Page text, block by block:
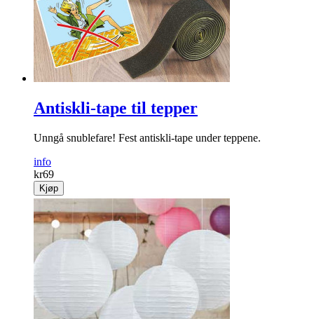
Antiskli-tape til tepper
Unngå snublefare! Fest antiskli-tape under ­teppene.
info
kr69
Kjøp